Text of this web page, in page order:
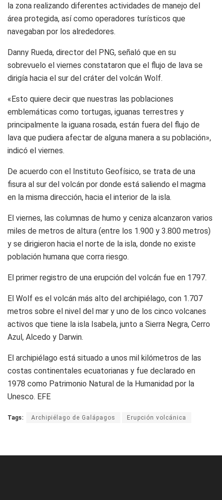
la zona realizando diferentes actividades de manejo del
área protegida, así como operadores turísticos que
navegaban por los alrededores.
Danny Rueda, director del PNG, señaló que en su
sobrevuelo el viernes constataron que el flujo de lava se
dirigía hacia el sur del cráter del volcán Wolf.
«Esto quiere decir que nuestras las poblaciones
emblemáticas como tortugas, iguanas terrestres y
principalmente la iguana rosada, están fuera del flujo de
lava que pudiera afectar de alguna manera a su población»,
indicó el viernes.
De acuerdo con el Instituto Geofísico, se trata de una
fisura al sur del volcán por donde está saliendo el magma
en la misma dirección, hacia el interior de la isla.
El viernes, las columnas de humo y ceniza alcanzaron varios
miles de metros de altura (entre los 1.900 y 3.800 metros)
y se dirigieron hacia el norte de la isla, donde no existe
población humana que corra riesgo.
El primer registro de una erupción del volcán fue en 1797.
El Wolf es el volcán más alto del archipiélago, con 1.707
metros sobre el nivel del mar y uno de los cinco volcanes
activos que tiene la isla Isabela, junto a Sierra Negra, Cerro
Azul, Alcedo y Darwin.
El archipiélago está situado a unos mil kilómetros de las
costas continentales ecuatorianas y fue declarado en
1978 como Patrimonio Natural de la Humanidad por la
Unesco. EFE
Tags: Archipiélago de Galápagos Erupción volcánica